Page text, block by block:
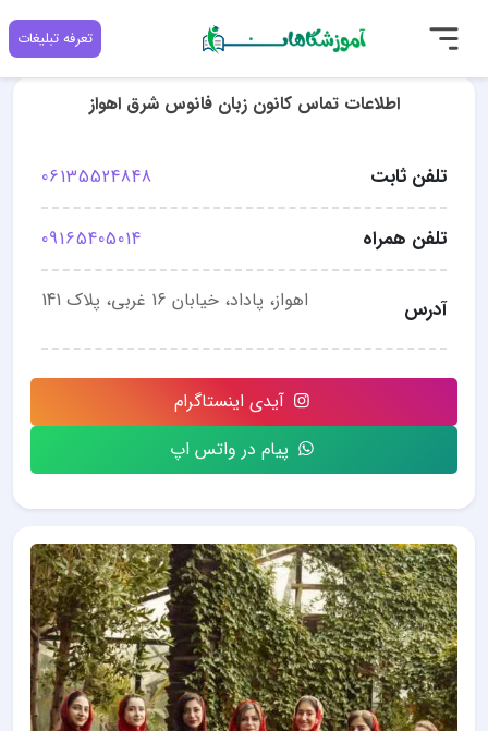
تعرفه تبلیغات
اطلاعات تماس کانون زبان فانوس شرق اهواز
تلفن ثابت 06135524848
تلفن همراه 09165405014
آدرس اهواز، پاداد، خیابان 16 غربی، پلاک 141
آیدی اینستاگرام
پیام در واتس اپ